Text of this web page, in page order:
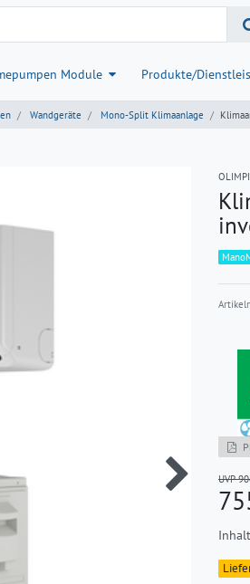
Module Produkte/
Wandgeräte Mono-Split Klimaanlage
UVP
Inhalt